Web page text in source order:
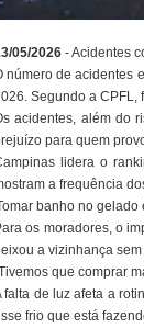
05/2026 - Acidentes
número de acidentes
Segundo a CPFL,
acidentes, além do
para quem
lidera o
a frequência
banho no gelado
os moradores, o
a vizinhança
que comprar
falta de luz afeta a
frio que está